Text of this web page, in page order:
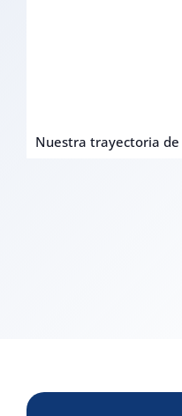
Nuestra trayectoria de